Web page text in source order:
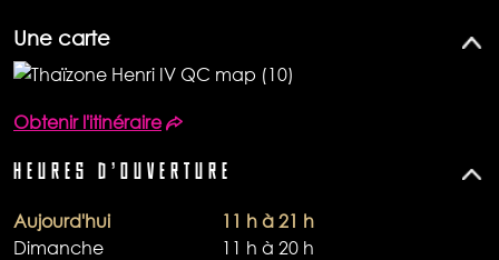
Une carte
Obtenir l'itinéraire
HEURES D'OUVERTURE
Aujourd'hui
11 h à 21 h
Dimanche
11 h à 20 h